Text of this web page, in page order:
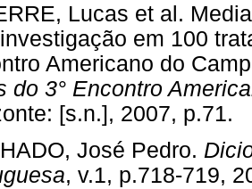
Lucas et al.
em 100
Americano do
do 3° Encontro
[s.n.], 2007,
José Pedro.
, v.1, p.718-